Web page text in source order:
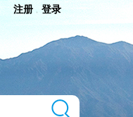
注册 登录